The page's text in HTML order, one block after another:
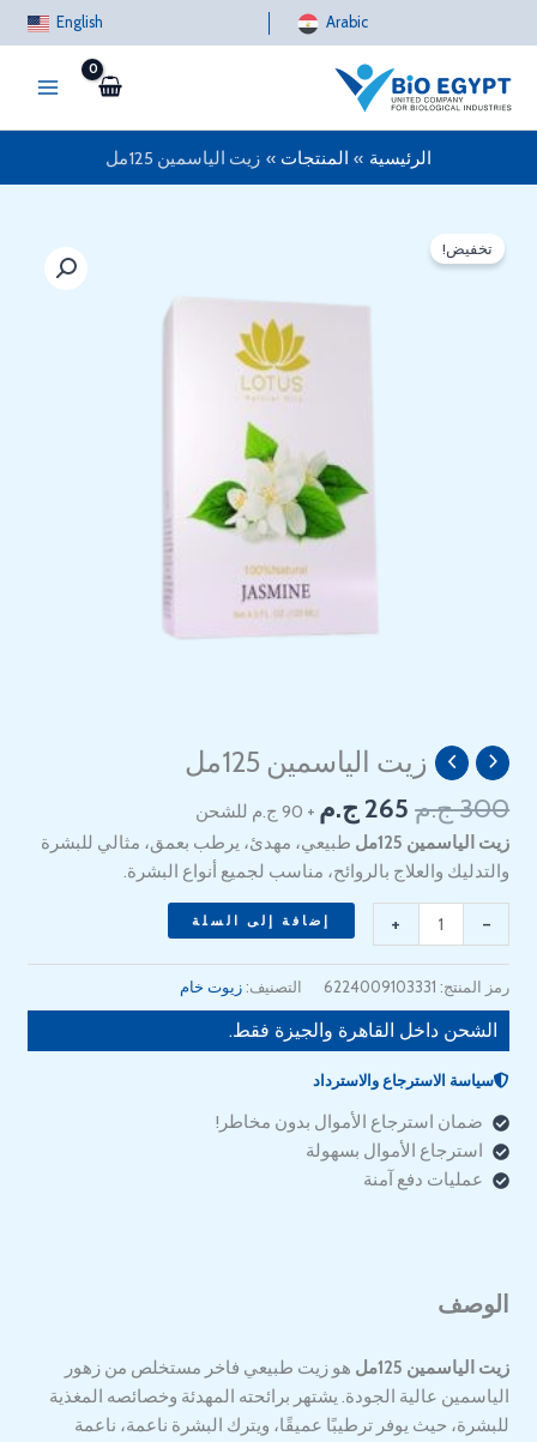
إلى
English Arabic
الرئيسية المنتجات زيت الياسمين 125مل
تخفيض!
زيت الياسمين 125مل
300ج.م
السعر
هو:
300 EGP.
265 ج.م
السعر
الحالي
هو:
265 EGP.
+ 90 ج.م للشحن
زيت الياسمين 125مل
طبيعي، مهدئ، يرطب بعمق، مثالي للبشرة
والتدليك والعلاج بالروائح، مناسب لجميع أنواع البشرة.
-
كمية
Oil
125ml
+ إضافة إلى السلة
رمز المنتج: 6224009103331 التصنيف: زيوت خام
الشحن داخل القاهرة والجيزة فقط.
سياسة الاسترجاع والاسترداد
ضمان استرجاع الأموال بدون مخاطر!
استرجاع الأموال بسهولة
عمليات دفع آمنة
الوصف
زيت الياسمين 125مل
هو زيت طبيعي فاخر مستخلص من زهور
الياسمين عالية الجودة. يشتهر برائحته المهدئة وخصائصه المغذية
للبشرة، حيث يوفر ترطيبًا عميقًا، ويترك البشرة ناعمة، ناعمة